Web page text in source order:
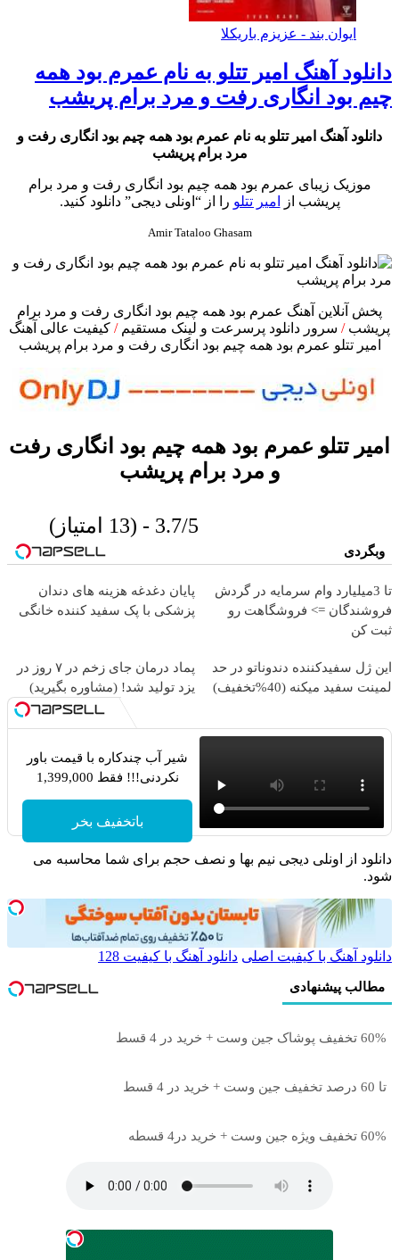
ایوان بند - عزیزم باریکلا
آهنگ امیر تتلو به نام عمرم بود همه
بود انگاری رفت و مرد برام پریشب
دانلود آهنگ امیر تتلو به نام عمرم بود همه چیم بود انگاری رفت و
مرد برام پریشب
موزیک زیبای عمرم بود همه چیم بود انگاری رفت و مرد برام
پریشب ازامیر تتلورا از “اونلی دیجی” دانلود کنید.
Amir Tataloo Ghasam
پخش آنلاین آهنگ عمرم بود همه چیم بود انگاری رفت و مرد برام
پریشب/سرور دانلود پرسرعت و لینک مستقیم/ کیفیت عالی آهنگ
امیر تتلو عمرم بود همه چیم بود انگاری رفت و مرد برام پریشب
امیر تتلو عمرم بود همه چیم بود انگاری رفت
و مرد برام پریشب
3.7/5 - (13 امتیاز)
وبگردی
تا 3میلیارد وام سرمایه در گردش
=> فروشگاهت رو
کن
پایان دغدغه هزینه های دندان
پزشکی با پک سفید کننده خانگی
ژل سفیدکننده دندوناتو در حد
سفید میکنه (40%تخفیف)
پماد درمان جای زخم در ۷ روز در
یزد تولید شد! (مشاوره بگیرید)
شیر آب چندکاره با قیمت باور
نکردنی!!! فقط 1,399,000
باتخفیف بخر
از اونلی دیجی نیم بها و نصف حجم برای شما محاسبه می
آهنگ با کیفیت اصلی دانلود آهنگ با کیفیت 128
مطالب پیشنهادی
60% تخفیف پوشاک جین وست + خرید در 4 قسط
تا 60 درصد تخفیف جین وست + خرید در 4 قسط
60% تخفیف ویژه جین وست + خرید در4 قسطه